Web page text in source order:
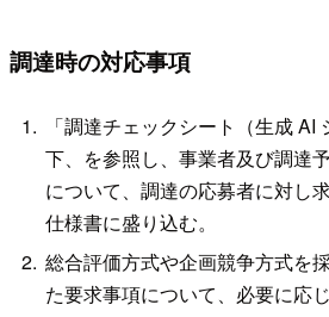
調達時の対応事項
「調達チェックシート（生成 AI
下、を参照し、事業者及び調達
について、調達の応募者に対し
仕様書に盛り込む。
総合評価方式や企画競争方式を
た要求事項について、必要に応